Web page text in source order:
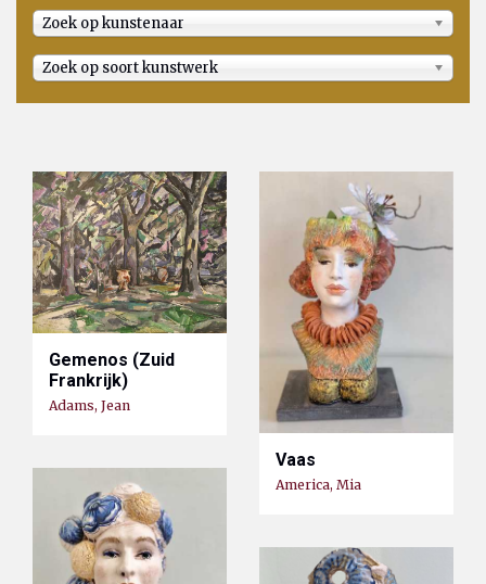
Zoek op kunstenaar
Zoek op soort kunstwerk
Gemenos (Zuid
Frankrijk)
Adams, Jean
Vaas
America, Mia